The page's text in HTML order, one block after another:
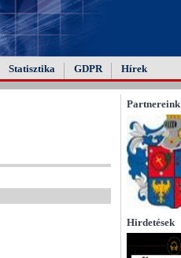
Statisztika GDPR Hírek
Partnereink
Hirdetések